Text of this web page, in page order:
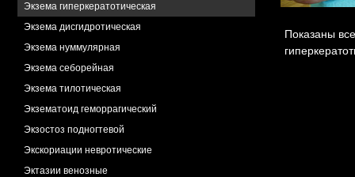
Экзема гиперкератотическая
Экзема дисгидротическая
Экзема нуммулярная
Экзема себорейная
Экзема тилотическая
Экзематоид геморрагический
Экзостоз подногтевой
Экскориации невротические
Эктазии венозные
Показаны